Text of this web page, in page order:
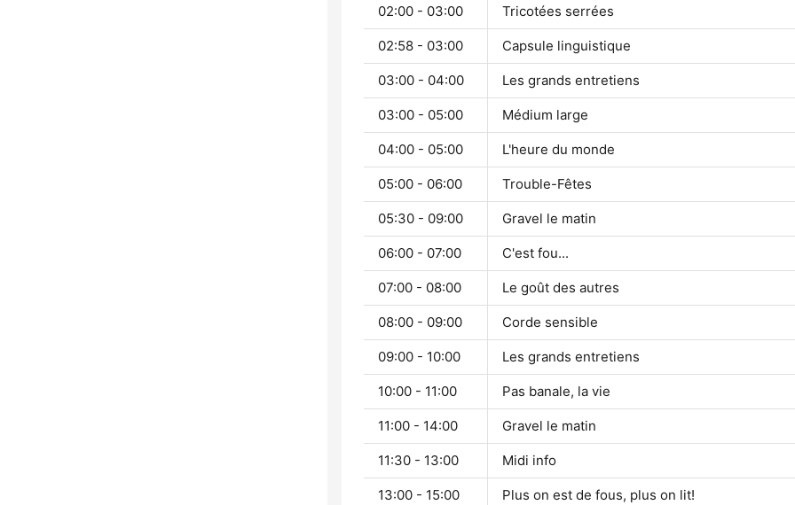
02:00 - 03:00 Tricotées serrées
02:58 - 03:00 Capsule linguistique
03:00 - 04:00 Les grands entretiens
03:00 - 05:00 Médium large
04:00 - 05:00 L'heure du monde
05:00 - 06:00 Trouble-Fêtes
05:30 - 09:00 Gravel le matin
06:00 - 07:00 C'est fou...
07:00 - 08:00 Le goût des autres
08:00 - 09:00 Corde sensible
09:00 - 10:00 Les grands entretiens
10:00 - 11:00 Pas banale, la vie
11:00 - 14:00 Gravel le matin
11:30 - 13:00 Midi info
13:00 - 15:00 Plus on est de fous, plus on lit!